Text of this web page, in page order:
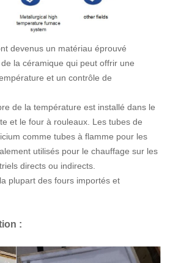
devenus un matériau éprouvé
la céramique qui peut offrir une
et un contrôle de
de la température est installé dans le
et le four à rouleaux. Les tubes de
comme tubes à flamme pour les
utilisés pour le chauffage sur les
directs ou indirects.
plupart des fours importés et
: